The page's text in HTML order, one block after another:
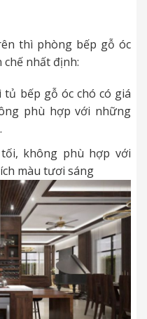
thì phòng bếp gỗ óc
chế nhất định:
tủ bếp gỗ óc chó có giá
phù hợp với những
không phù hợp với
màu tươi sáng